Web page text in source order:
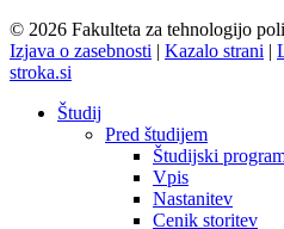
© 2026 Fakulteta za tehnologijo
Izjava o zasebnosti | Kazalo strani |
stroka.si
Študij
Pred študijem
Študijski
Vpis
Nastanitev
Cenik storitev